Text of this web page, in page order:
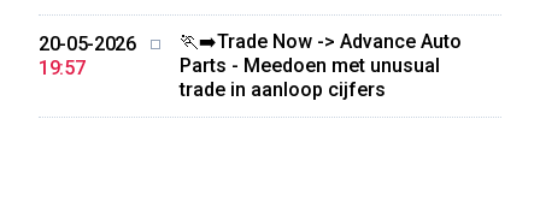
20-05-2026
19:57
🏃‍➡️Trade Now -> Advance Auto
Parts - Meedoen met unusual
trade in aanloop cijfers